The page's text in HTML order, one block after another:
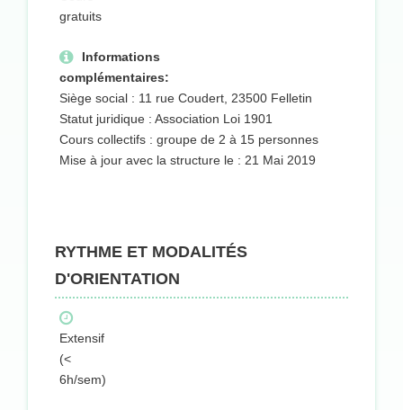
gratuits
Informations
complémentaires:
Siège social : 11 rue Coudert, 23500 Felletin
Statut juridique : Association Loi 1901
Cours collectifs : groupe de 2 à 15 personnes
Mise à jour avec la structure le : 21 Mai 2019
RYTHME ET MODALITÉS
D'ORIENTATION
Extensif
(<
6h/sem)